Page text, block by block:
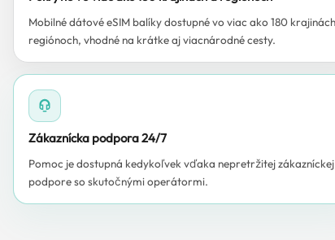
Mobilné dátové eSIM balíky dostupné vo viac ako 180
regiónoch, vhodné na krátke aj viacnárodné cesty.
Zákaznícka podpora 24/7
Pomoc je dostupná kedykoľvek vďaka nepretržitej zákazníckej
podpore so skutočnými operátormi.